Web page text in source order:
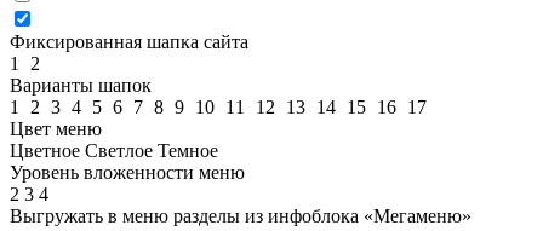
Фиксированная шапка сайта
1
2
Варианты шапок
1
2 3 4 5 6 7 8 9 10 11 12 13 14 15 16 17
Цвет меню
Цветное Светлое Темное
Уровень вложенности меню
2 3 4
Выгружать в меню разделы из инфоблока «Мегаменю»